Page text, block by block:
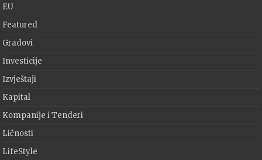
EU
Featured
Gradovi
Investicije
Izvještaji
Kapital
Kompanije i Tenderi
Ličnosti
LifeStyle